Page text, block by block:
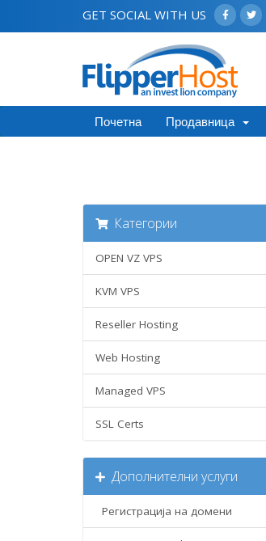
GET SOCIAL WITH US
Почетна Продавница
Категории
OPEN VZ VPS
KVM VPS
Reseller Hosting
Web Hosting
Managed VPS
SSL Certs
Дополнителни услуги
Регистрација на домени